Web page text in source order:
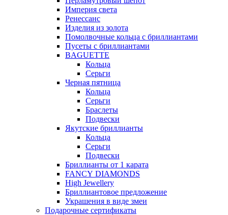
Империя света
Ренессанс
Изделия из золота
Помолвочные кольца с бриллиантами
Пусеты с бриллиантами
BAGUETTE
Кольца
Серьги
Черная пятница
Кольца
Серьги
Браслеты
Подвески
Якутские бриллианты
Кольца
Серьги
Подвески
Бриллианты от 1 карата
FANCY DIAMONDS
High Jewellery
Бриллиантовое предложение
Украшения в виде змеи
Подарочные сертификаты